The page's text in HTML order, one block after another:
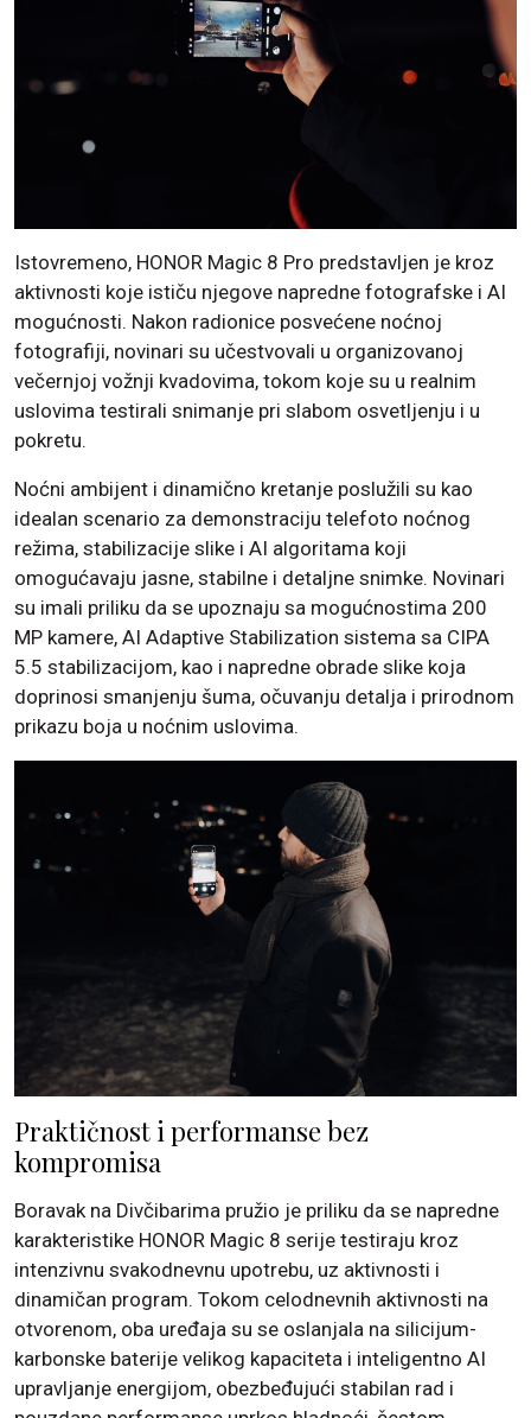
Istovremeno, HONOR Magic 8 Pro predstavljen je kroz
aktivnosti koje ističu njegove napredne fotografske i AI
mogućnosti. Nakon radionice posvećene noćnoj
fotografiji, novinari su učestvovali u organizovanoj
večernjoj vožnji kvadovima, tokom koje su u realnim
uslovima testirali snimanje pri slabom osvetljenju i u
pokretu.
Noćni ambijent i dinamično kretanje poslužili su kao
idealan scenario za demonstraciju telefoto noćnog
režima, stabilizacije slike i AI algoritama koji
omogućavaju jasne, stabilne i detaljne snimke. Novinari
su imali priliku da se upoznaju sa mogućnostima 200
MP kamere, AI Adaptive Stabilization sistema sa CIPA
5.5 stabilizacijom, kao i napredne obrade slike koja
doprinosi smanjenju šuma, očuvanju detalja i prirodnom
prikazu boja u noćnim uslovima.
Praktičnost i performanse bez
kompromisa
Boravak na Divčibarima pružio je priliku da se napredne
karakteristike HONOR Magic 8 serije testiraju kroz
intenzivnu svakodnevnu upotrebu, uz aktivnosti i
dinamičan program. Tokom celodnevnih aktivnosti na
otvorenom, oba uređaja su se oslanjala na silicijum-
karbonske baterije velikog kapaciteta i inteligentno AI
upravljanje energijom, obezbeđujući stabilan rad i